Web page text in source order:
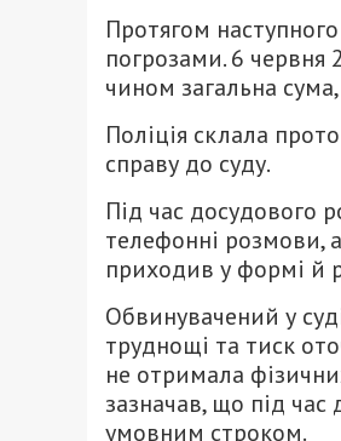
Протягом
погрозами. 6
чином загальна
Поліція склала
справу до суду.
Під час досудового
телефонні розмови,
приходив у формі й
Обвинувачений у
труднощі та тиск
не отримала
зазначав, що під
умовним строком.